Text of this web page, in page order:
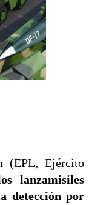
(EPL, Ejército
lanzamisiles
detección por